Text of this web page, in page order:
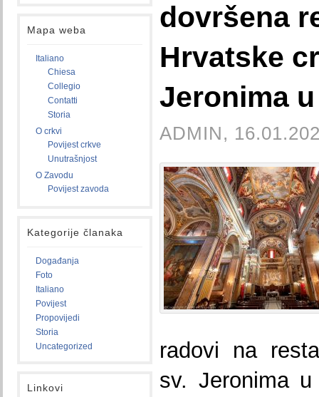
Mapa weba
Italiano
Chiesa
Collegio
Contatti
Storia
O crkvi
Povijest crkve
Unutrašnjost
O Zavodu
Povijest zavoda
Kategorije članaka
Događanja
Foto
Italiano
Povijest
Propovijedi
Storia
Uncategorized
Linkovi
dovršena
Hrvatske
Jeronima
ADMIN,
radovi na
sv. Jeronima